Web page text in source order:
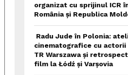
organizat cu sprijinul ICR
România și Republica
Radu Jude în Polonia:
cinematografice cu
TR Warszawa și
film la Łódź și Varșovia